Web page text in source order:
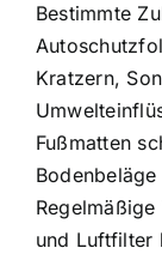
Bestimmte
Kratzern,
Fußmatten
und Luftfilter